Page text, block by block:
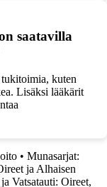
saatavilla
kuten
Lisäksi lääkärit
• Munasarjat:
ja Alhaisen
Vatsatauti: Oireet,